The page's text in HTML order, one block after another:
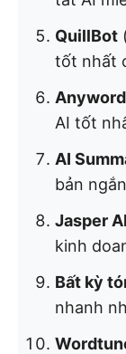
QuillBot
tốt nhất
Anyword
AI tốt
AI
bản
Jasper AI
kinh
Bất kỳ
nhanh